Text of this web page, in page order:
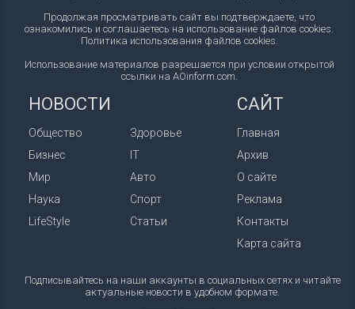
Продолжая просматривать сайт вы подтверждаете, что
ознакомились и соглашаетесь на использование файлов cookies.
Политика использования файлов cookies.
Использование материалов разрешается при условии открытой
ссылки на AOinform.com.
НОВОСТИ
Общество
Бизнес
Мир
Наука
LifeStyle
Здоровье
IT
Авто
Спорт
Статьи
САЙТ
Главная
Архив
О сайте
Реклама
Контакты
Карта сайта
Подписывайтесь на наши аккаунты в социальных сетях и читайте
актуальные новости в удобном формате.